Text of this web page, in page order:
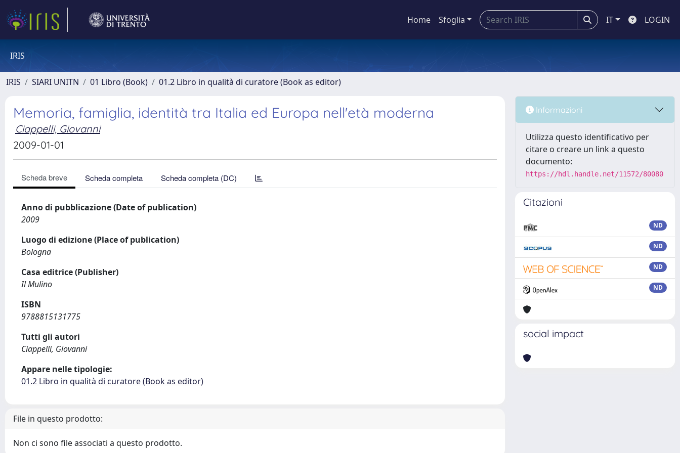
Home Sfoglia IT LOGIN
IRIS
IRIS SIARI UNITN 01 Libro (Book) 01.2 Libro in qualità di curatore (Book as editor)
Memoria, famiglia, identità tra Italia ed Europa nell'età moderna
Ciappelli, Giovanni
2009-01-01
Scheda breve Scheda completa Scheda completa (DC)
Anno di pubblicazione (Date of publication)
2009
Luogo di edizione (Place of publication)
Bologna
Casa editrice (Publisher)
Il Mulino
ISBN
9788815131775
Tutti gli autori
Ciappelli, Giovanni
Appare nelle tipologie:
01.2 Libro in qualità di curatore (Book as editor)
File in questo prodotto:
Non ci sono file associati a questo prodotto.
Informazioni
Utilizza questo identificativo per
citare o creare un link a questo
documento:
https://hdl.handle.net/11572/80080
Citazioni
ND
ND
ND
ND
social impact